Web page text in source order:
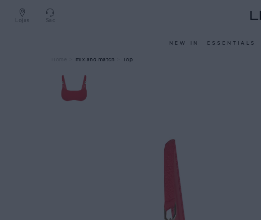
Lojas Sac
NEW IN ESSENTIALS
mix-and-match Top